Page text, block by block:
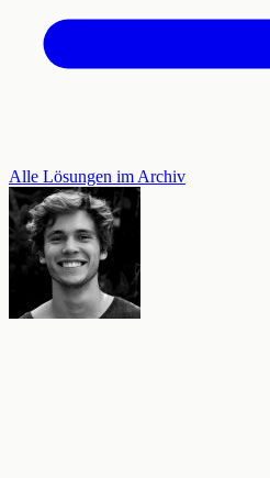
Alle Lösungen im Archiv